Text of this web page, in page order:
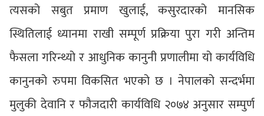
त्यसको सबुत प्रमाण खुलाई, कसुरदारको मानसिक
स्थितिलाई ध्यानमा राखी सम्पूर्ण प्रक्रिया पुरा गरी अन्तिम
फैसला गरिन्थ्यो र आधुनिक कानुनी प्रणालीमा यो कार्यविधि
कानुनको रुपमा विकसित भएको छ । नेपालको सन्दर्भमा
मुलुकी देवानि र फौजदारी कार्यविधि २०७४ अनुसार सम्पुर्ण